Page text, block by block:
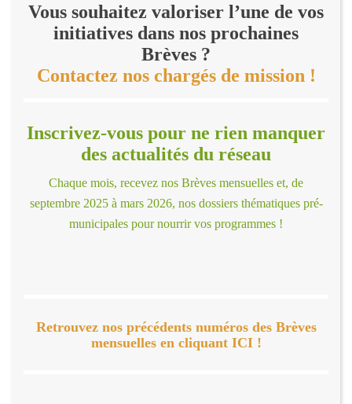
Vous souhaitez valoriser l’une de vos
initiatives dans nos prochaines
Brèves ?
Contactez nos chargés de mission !
Inscrivez-vous pour ne rien manquer
des actualités du réseau
Chaque mois, recevez nos Brèves mensuelles et, de
septembre 2025 à mars 2026, nos dossiers thématiques pré-
municipales pour nourrir vos programmes !
Retrouvez nos précédents numéros des Brèves
mensuelles en cliquant ICI !